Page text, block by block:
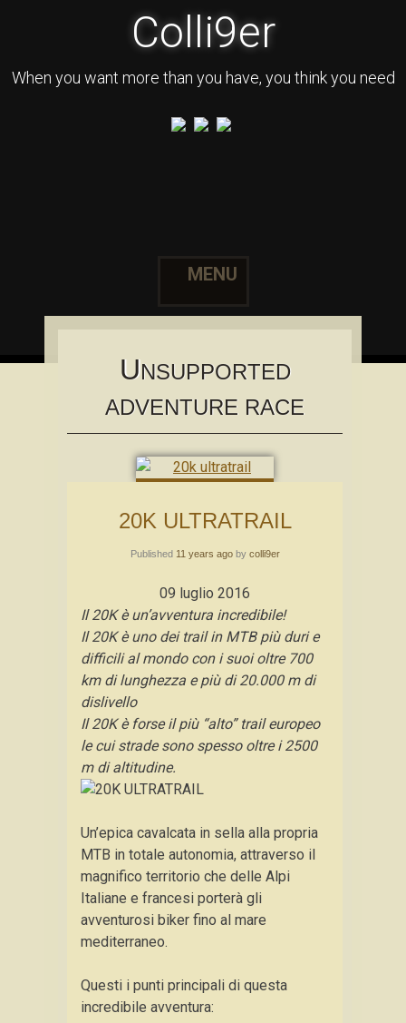
Colli9er
When you want more than you have, you think you need
MENU
UNSUPPORTED
ADVENTURE RACE
20K ULTRATRAIL
Published 11 years agoby colli9er
09 luglio 2016
Il 20K è un’avventura incredibile!
Il 20K è uno dei trail in MTB più duri e
difficili al mondo con i suoi oltre 700
km di lunghezza e più di 20.000 m di
dislivello
Il 20K è forse il più “alto” trail europeo
le cui strade sono spesso oltre i 2500
m di altitudine.
Un’epica cavalcata in sella alla propria
MTB in totale autonomia, attraverso il
magnifico territorio che delle Alpi
Italiane e francesi porterà gli
avventurosi biker fino al mare
mediterraneo.
Questi i punti principali di questa
incredibile avventura: